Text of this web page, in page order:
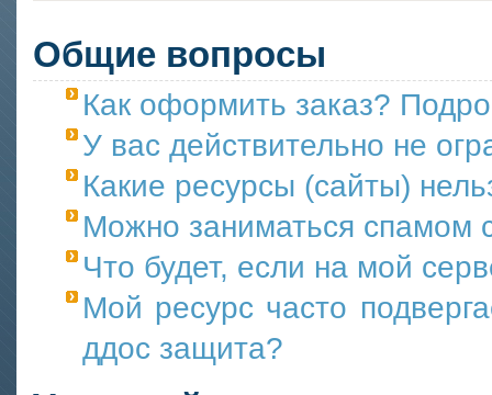
Общие вопросы
Как оформить заказ?
У вас действительно не
Какие ресурсы (сайты)
Можно заниматься спамом
Что будет, если на мой
Мой ресурс часто
ддос защита?